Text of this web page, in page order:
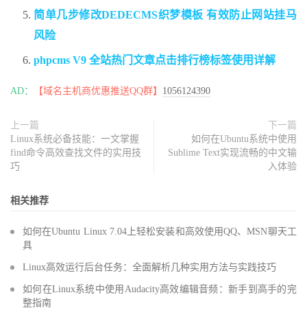
简单几步修改DEDECMS织梦模板 有效防止网站挂马
风险
phpcms V9 全站热门文章点击排行榜标签使用详解
AD： 【域名主机商优惠推送QQ群】 1056124390
上一篇
Linux系统必备技能：一文掌握
find命令高效查找文件的实用技
巧
下一篇
如何在Ubuntu系统中使用
Sublime Text实现流畅的中文输
入体验
相关推荐
如何在Ubuntu Linux 7.04上轻松安装和高效使用QQ、MSN聊天工
具
Linux高效运行后台任务：全面解析几种实用方法与实践技巧
如何在Linux系统中使用Audacity高效编辑音频：新手到高手的完
整指南